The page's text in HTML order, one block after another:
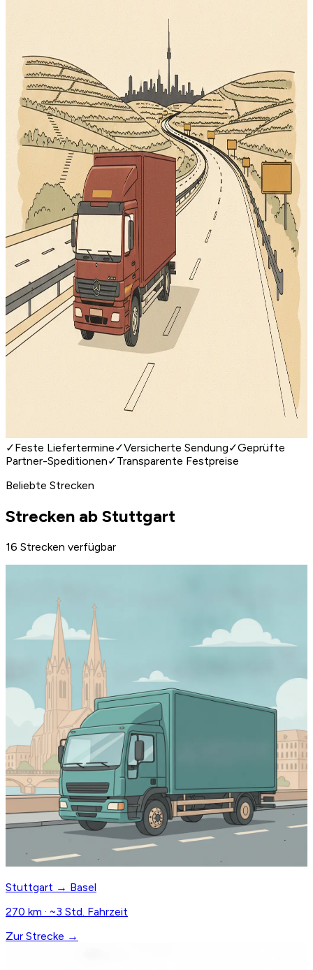
✓Feste Liefertermine✓Versicherte Sendung✓Geprüfte
Partner-Speditionen✓Transparente Festpreise
Beliebte Strecken
Strecken ab Stuttgart
16 Strecken verfügbar
Stuttgart → Basel
270 km · ~3 Std. Fahrzeit
Zur Strecke →